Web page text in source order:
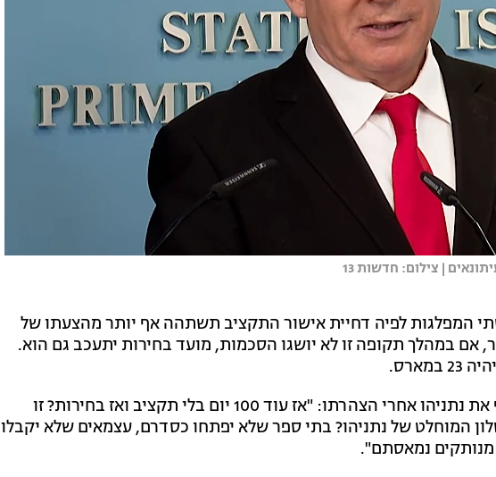
| צילום: חדשות 13
המפלגות לפיה דחיית אישור התקציב תשתהה אף יותר מהצעתו של
על 120 ימים. כלומר, אם במהלך תקופה זו לא יושגו הסכמות, מועד בחירות יתעכב גם הוא.
ראש האופוזיציה, יאיר לפיד, תקף את נתניהו אחרי הצהרתו: "אז עוד 100 יום בלי תקציב ואז בחירות? זו
המוחלט של נתניהו? בתי ספר שלא יפתחו כסדרם, עצמאים שלא יקבלו
נמאסתם".